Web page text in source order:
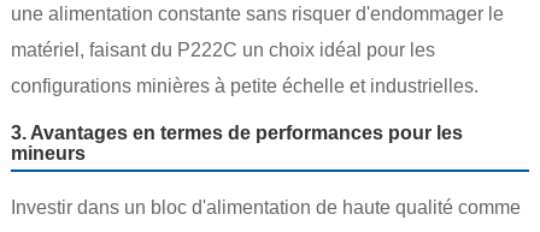
une alimentation constante sans risquer d'endommager le
matériel, faisant du P222C un choix idéal pour les
configurations minières à petite échelle et industrielles.
3. Avantages en termes de performances pour les
mineurs
Investir dans un bloc d'alimentation de haute qualité comme